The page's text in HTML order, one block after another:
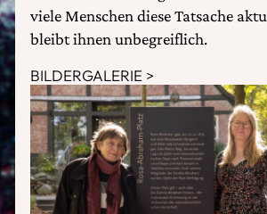
viele Menschen diese Tatsache
bleibt ihnen unbegreiflich.
BILDERGALERIE